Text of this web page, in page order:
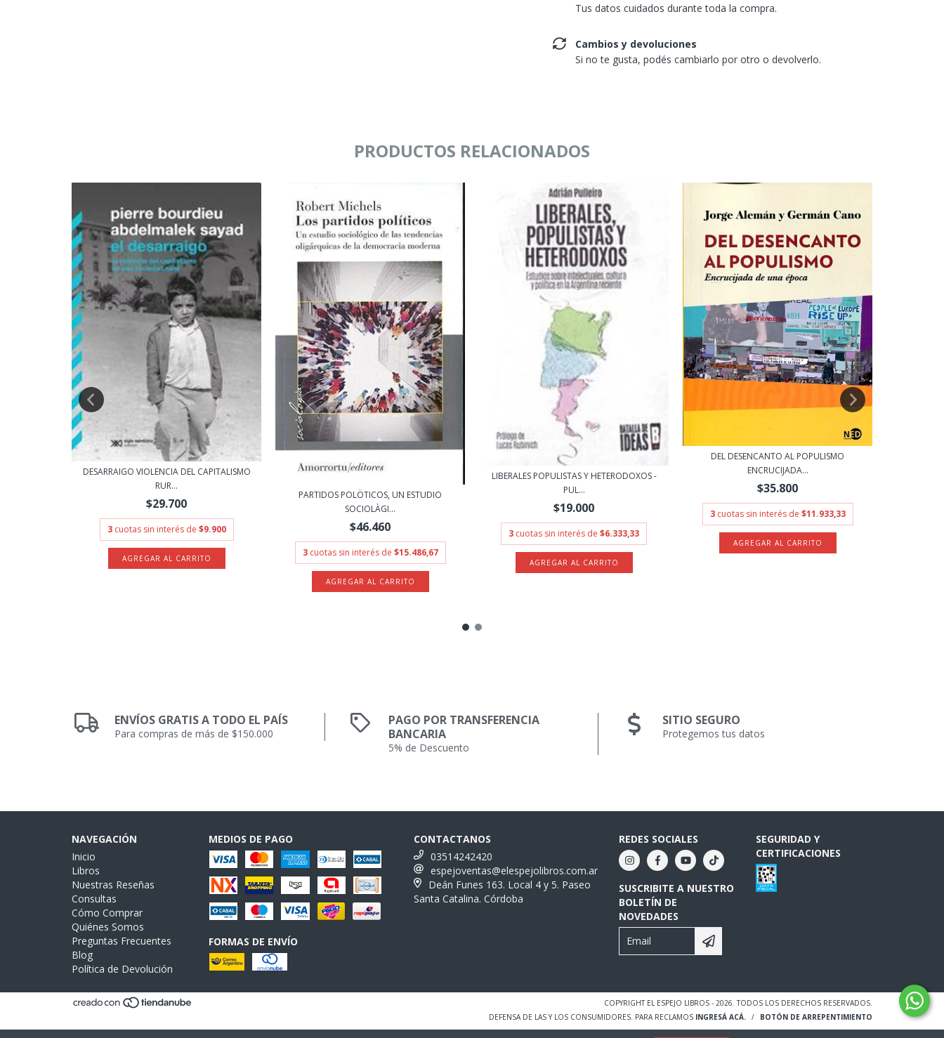
Tus datos cuidados durante toda la compra.
Cambios y devoluciones
Si no te gusta, podés cambiarlo por otro o devolverlo.
PRODUCTOS RELACIONADOS
DESARRAIGO VIOLENCIA DEL CAPITALISMO
RUR...
$29.700
3 cuotas sin interés de $9.900
PARTIDOS POLÖTICOS, UN ESTUDIO
SOCIOLÀGI...
$46.460
3 cuotas sin interés de $15.486,67
LIBERALES POPULISTAS Y HETERODOXOS -
PUL...
$19.000
3 cuotas sin interés de $6.333,33
DEL DESENCANTO AL POPULISMO
ENCRUCIJADA...
$35.800
3 cuotas sin interés de $11.933,33
ENVÍOS GRATIS A TODO EL PAÍS
Para compras de más de $150.000
PAGO POR TRANSFERENCIA
BANCARIA
5% de Descuento
SITIO SEGURO
Protegemos tus datos
NAVEGACIÓN
Inicio
Libros
Nuestras Reseñas
Consultas
Cómo Comprar
Quiénes Somos
Preguntas Frecuentes
Blog
Política de Devolución
MEDIOS DE PAGO
FORMAS DE ENVÍO
CONTACTANOS
03514242420
espejoventas@elespejolibros.com.ar
Deán Funes 163. Local 4 y 5. Paseo
Santa Catalina. Córdoba
REDES SOCIALES
SUSCRIBITE A NUESTRO
BOLETÍN DE
NOVEDADES
SEGURIDAD Y
CERTIFICACIONES
COPYRIGHT EL ESPEJO LIBROS - 2026. TODOS LOS DERECHOS RESERVADOS.
DEFENSA DE LAS Y LOS CONSUMIDORES. PARA RECLAMOS INGRESÁ ACÁ. / BOTÓN DE ARREPENTIMIENTO